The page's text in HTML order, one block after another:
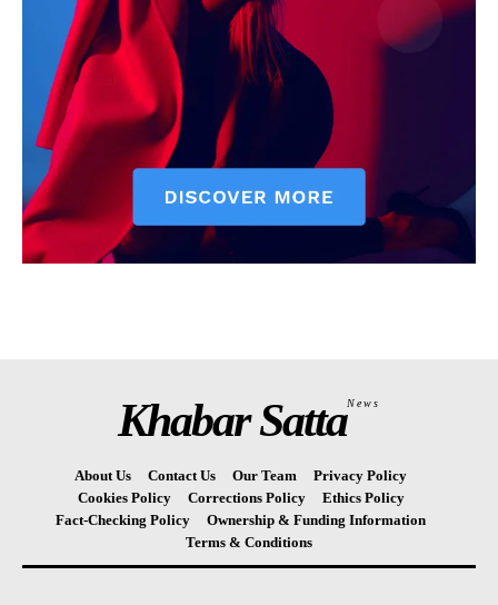
Khabar SattaNews
About Us Contact Us Our Team
Privacy Policy
Cookies Policy
Corrections Policy
Ethics Policy
Fact-Checking Policy
Ownership & Funding Information
Terms & Conditions